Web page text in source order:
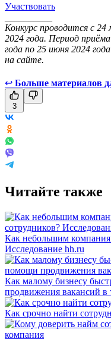
Участвовать
Конкурс проводится с 24
2024 года. Период
года по 25 июня 2024
на сайте.
↩ Больше материалов
3
Читайте также
Как небольшим
Исследование hh.ru
Как малому бизнесу
продвижения вакансий в
Как срочно найти